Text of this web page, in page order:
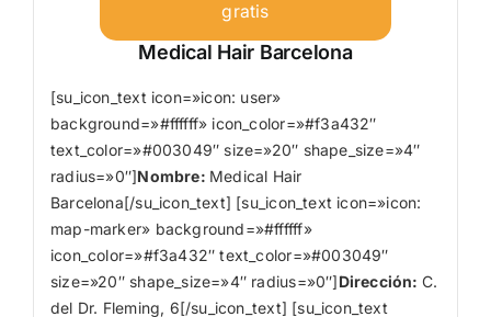
gratis
Medical Hair Barcelona
[su_icon_text icon=»icon: user»
background=»#ffffff» icon_color=»#f3a432″
text_color=»#003049″ size=»20″ shape_size=»4″
radius=»0″]Nombre: Medical Hair
Barcelona[/su_icon_text] [su_icon_text icon=»icon:
map-marker» background=»#ffffff»
icon_color=»#f3a432″ text_color=»#003049″
size=»20″ shape_size=»4″ radius=»0″] Dirección: C.
del Dr. Fleming, 6[/su_icon_text] [su_icon_text